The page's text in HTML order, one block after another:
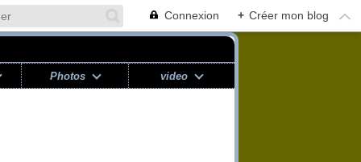
Connexion + Créer mon blog
Photos video